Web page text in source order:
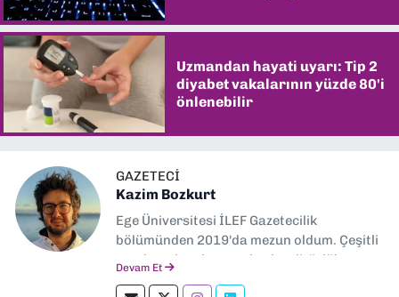
Uzmandan hayati uyarı: Tip 2
diyabet vakalarının yüzde 80'i
önlenebilir
GAZETECI
Kazim Bozkurt
Ege Üniversitesi İLEF Gazetecilik
bölümünden 2019'da mezun oldum. Çeşitli
yerel ve ulusal gazetelerde editörlük,
Devam Et